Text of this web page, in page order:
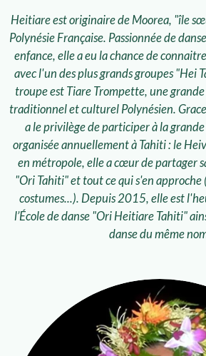
Heitiare est originaire de Moorea, "île
Polynésie Française. Passionnée de
enfance, elle a eu la chance de
avec l'un des plus grands groupes "Hei
troupe est Tiare Trompette, une
traditionnel et culturel Polynésien.
a le privilège de participer à la
organisée annuellement à Tahiti : le
en métropole, elle a cœur de partager
"Ori Tahiti" et tout ce qui s'en approche
costumes...). Depuis 2015, elle est
l’École de danse "Ori Heitiare Tahiti"
danse du même